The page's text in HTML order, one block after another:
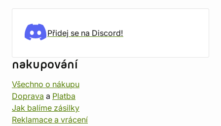
Přidej se na Discord!
nakupování
Všechno o nákupu
Doprava a Platba
Jak balíme zásilky
Reklamace a vrácení